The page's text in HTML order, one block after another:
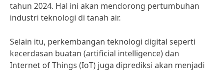
tahun 2024. Hal ini akan mendorong pertumbuhan
industri teknologi di tanah air.
Selain itu, perkembangan teknologi digital seperti
kecerdasan buatan (artificial intelligence) dan
Internet of Things (IoT) juga diprediksi akan menjadi